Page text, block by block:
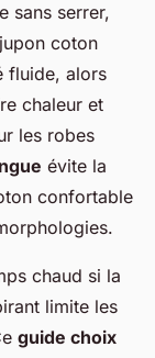
sans serrer,
coton
fluide, alors
chaleur et
les robes
évite la
confortable
chaud si la
limite les
guide choix